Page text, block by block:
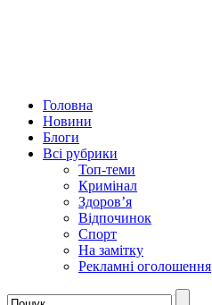
Головна
Новини
Блоги
Всі рубрики
Топ-теми
Кримінал
Здоров’я
Відпочинок
Спорт
На замітку
Рекламні оголошення